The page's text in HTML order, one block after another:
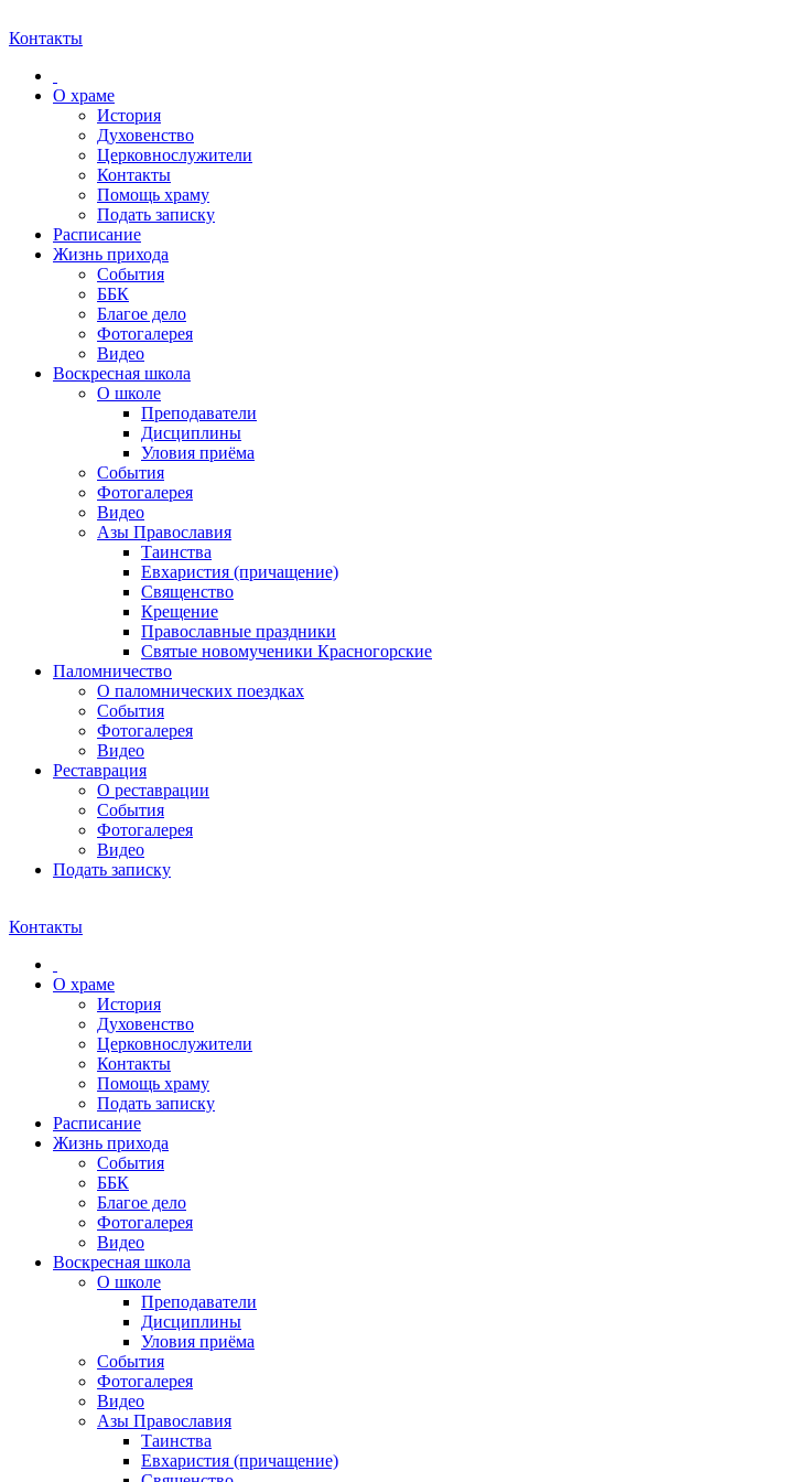
Контакты
О храме
История
Духовенство
Церковнослужители
Контакты
Помощь храму
Подать записку
Расписание
Жизнь прихода
События
ББК
Благое дело
Фотогалерея
Видео
Воскресная школа
О школе
Преподаватели
Дисциплины
Уловия приёма
События
Фотогалерея
Видео
Азы Православия
Таинства
Евхаристия (причащение)
Священство
Крещение
Православные праздники
Святые новомученики Красногорские
Паломничество
О паломнических поездках
События
Фотогалерея
Видео
Реставрация
О реставрации
События
Фотогалерея
Видео
Подать записку
Контакты
О храме
История
Духовенство
Церковнослужители
Контакты
Помощь храму
Подать записку
Расписание
Жизнь прихода
События
ББК
Благое дело
Фотогалерея
Видео
Воскресная школа
О школе
Преподаватели
Дисциплины
Уловия приёма
События
Фотогалерея
Видео
Азы Православия
Таинства
Евхаристия (причащение)